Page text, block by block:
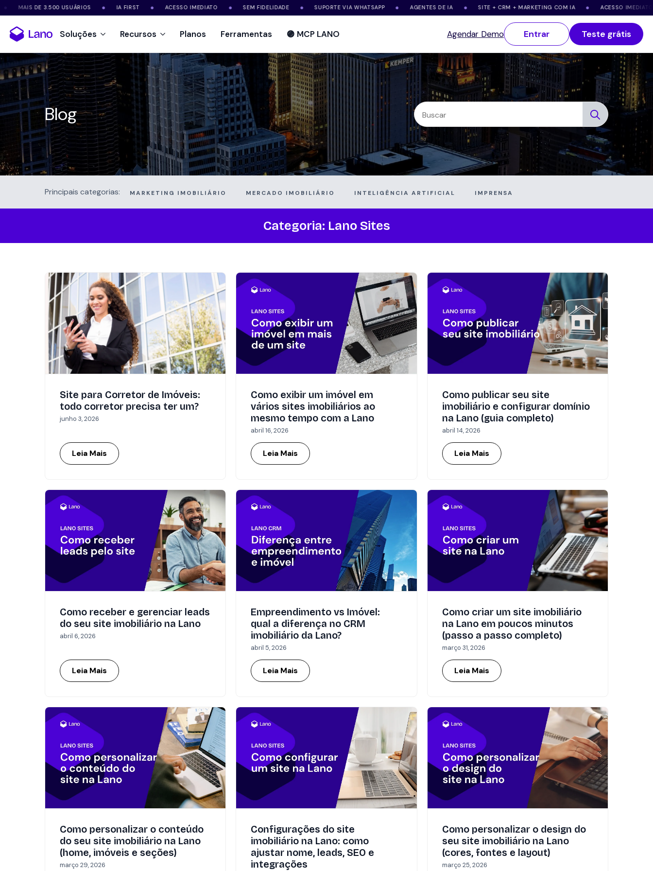
DE 3.500 USUÁRIOS ● IA FIRST ● ACESSO IMEDIATO ● SEM FIDELIDADE SUPORTE VIA WHATSAPP ● AGENTES DE IA ● SITE + CRM + MARKETING COM IA ● ACESSO IMEDIATO ●
Soluções Recursos Planos Ferramentas 🟣 MCP LANO Agendar Demo Entrar Teste grátis
Blog
Search
for:
Principais categorias: MARKETING IMOBILIÁRIO MERCADO IMOBILIÁRIO INTELIGÊNCIA ARTIFICIAL IMPRENSA
Categoria: Lano Sites
Site para Corretor de Imóveis:
todo corretor precisa ter um?
junho 3, 2026
Leia Mais
Como exibir um imóvel em
vários sites imobiliários ao
mesmo tempo com a Lano
abril 16, 2026
Leia Mais
Como publicar seu site
imobiliário e configurar domínio
na Lano (guia completo)
abril 14, 2026
Leia Mais
Como receber e gerenciar leads
do seu site imobiliário na Lano
abril 6, 2026
Leia Mais
Empreendimento vs Imóvel:
qual a diferença no CRM
imobiliário da Lano?
abril 5, 2026
Leia Mais
Como criar um site imobiliário
na Lano em poucos minutos
(passo a passo completo)
março 31, 2026
Leia Mais
Como personalizar o conteúdo
do seu site imobiliário na Lano
(home, imóveis e seções)
março 29, 2026
Configurações do site
imobiliário na Lano: como
ajustar nome, leads, SEO e
integrações
Como personalizar o design do
seu site imobiliário na Lano
(cores, fontes e layout)
março 25, 2026